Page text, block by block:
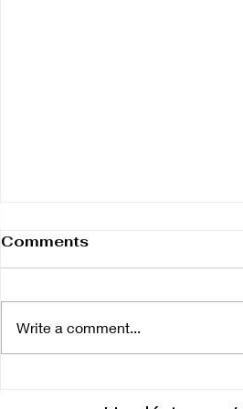
sem Guð hefur gefið“
Comments
Write a comment...